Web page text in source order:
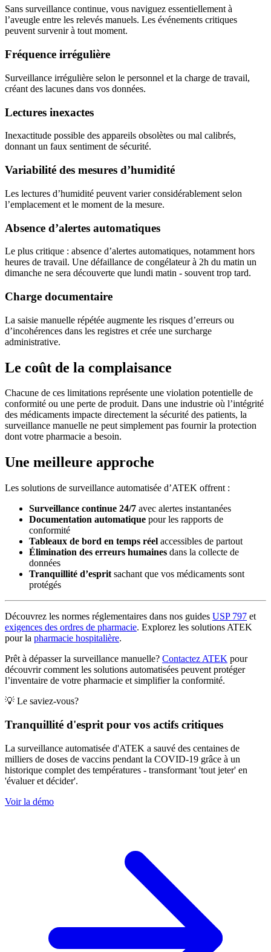
Sans surveillance continue, vous naviguez essentiellement à
l’aveugle entre les relevés manuels. Les événements critiques
peuvent survenir à tout moment.
Fréquence irrégulière
Surveillance irrégulière selon le personnel et la charge de travail,
créant des lacunes dans vos données.
Lectures inexactes
Inexactitude possible des appareils obsolètes ou mal calibrés,
donnant un faux sentiment de sécurité.
Variabilité des mesures d’humidité
Les lectures d’humidité peuvent varier considérablement selon
l’emplacement et le moment de la mesure.
Absence d’alertes automatiques
Le plus critique : absence d’alertes automatiques, notamment hors
heures de travail. Une défaillance de congélateur à 2h du matin un
dimanche ne sera découverte que lundi matin - souvent trop tard.
Charge documentaire
La saisie manuelle répétée augmente les risques d’erreurs ou
d’incohérences dans les registres et crée une surcharge
administrative.
Le coût de la complaisance
Chacune de ces limitations représente une violation potentielle de
conformité ou une perte de produit. Dans une industrie où l’intégrité
des médicaments impacte directement la sécurité des patients, la
surveillance manuelle ne peut simplement pas fournir la protection
dont votre pharmacie a besoin.
Une meilleure approche
Les solutions de surveillance automatisée d’ATEK offrent :
Surveillance continue 24/7 avec alertes instantanées
Documentation automatique pour les rapports de
conformité
Tableaux de bord en temps réel accessibles de partout
Élimination des erreurs humaines dans la collecte de
données
Tranquillité d’esprit sachant que vos médicaments sont
protégés
Découvrez les normes réglementaires dans nos guides USP 797 et
exigences des ordres de pharmacie. Explorez les solutions ATEK
pour la pharmacie hospitalière.
Prêt à dépasser la surveillance manuelle? Contactez ATEK pour
découvrir comment les solutions automatisées peuvent protéger
l’inventaire de votre pharmacie et simplifier la conformité.
💡 Le saviez-vous?
Tranquillité d'esprit pour vos actifs critiques
La surveillance automatisée d'ATEK a sauvé des centaines de
milliers de doses de vaccins pendant la COVID-19 grâce à un
historique complet des températures - transformant 'tout jeter' en
'évaluer et décider'.
Voir la démo